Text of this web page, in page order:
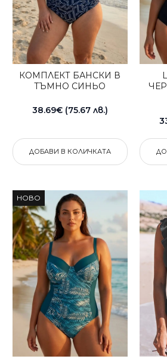
КОМПЛЕКТ БАНСКИ В
ТЪМНО СИНЬО
38.69€ (75.67 лв.)
ДОБАВИ В КОЛИЧКАТА
НОВО